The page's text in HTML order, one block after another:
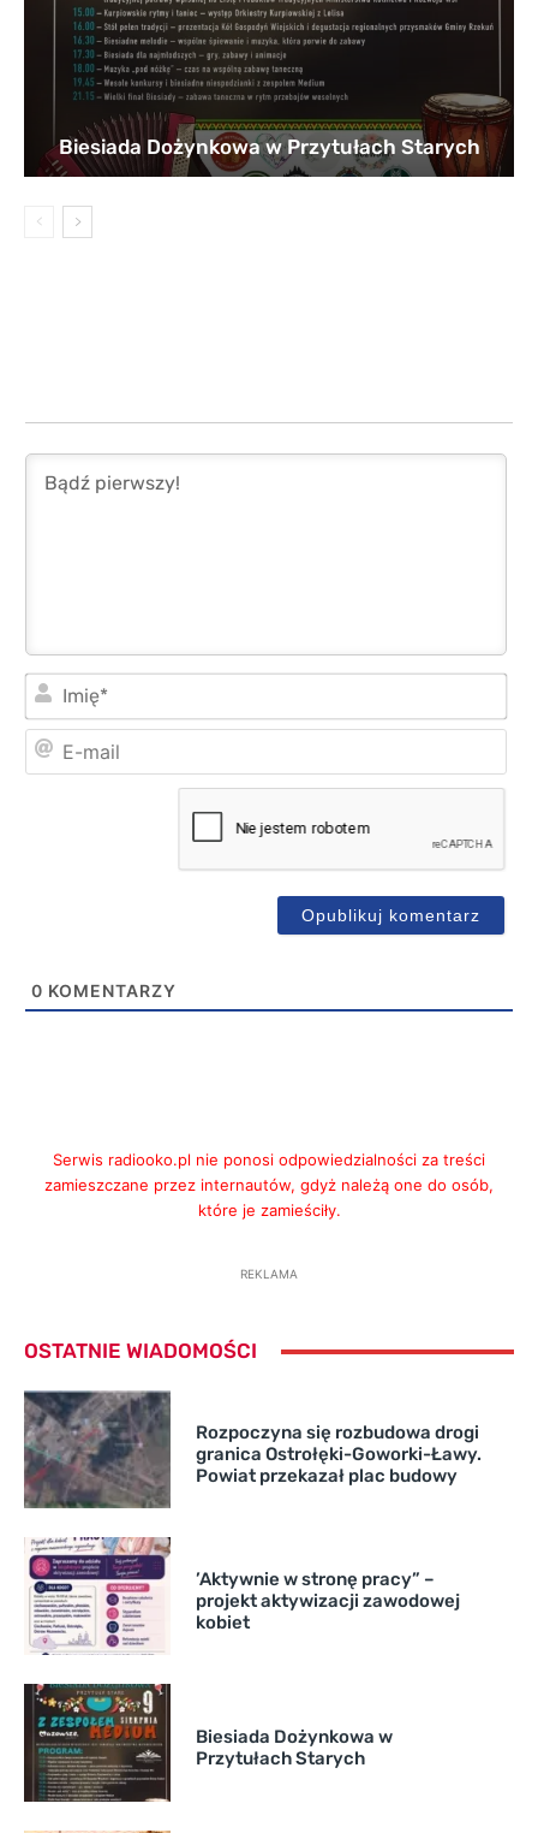
Biesiada Dożynkowa w Przytułach Starych
0 KOMENTARZY
Serwis radiooko.pl nie ponosi odpowiedzialności za treści
zamieszczane przez internautów, gdyż należą one do osób,
które je zamieściły.
REKLAMA
OSTATNIE WIADOMOŚCI
Rozpoczyna się rozbudowa drogi
granica Ostrołęki-Goworki-Ławy.
Powiat przekazał plac budowy
’Aktywnie w stronę pracy” –
projekt aktywizacji zawodowej
kobiet
Biesiada Dożynkowa w
Przytułach Starych